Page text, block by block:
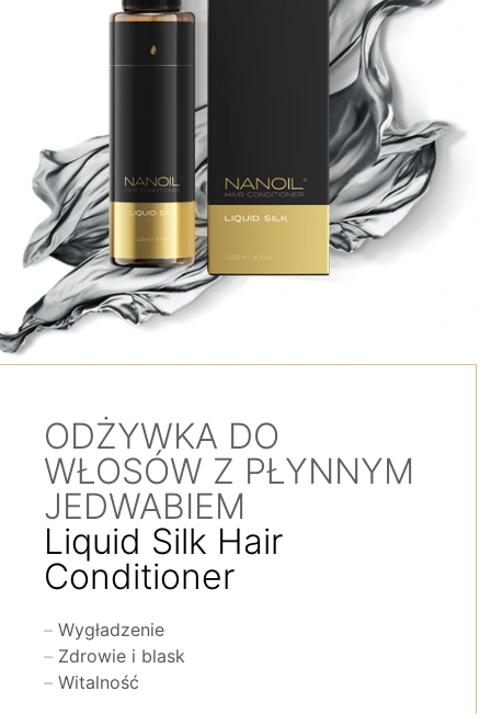
ODŻYWKA DO
WŁOSÓW Z PŁYNNYM
JEDWABIEM
Liquid Silk Hair
Conditioner
Wygładzenie
Zdrowie i blask
Witalność